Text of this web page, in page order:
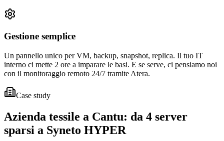
Gestione semplice
Un pannello unico per VM, backup, snapshot, replica. Il tuo IT
interno ci mette 2 ore a imparare le basi. E se serve, ci pensiamo noi
con il monitoraggio remoto 24/7 tramite Atera.
Case study
Azienda tessile a Cantu: da 4 server
sparsi a Syneto HYPER